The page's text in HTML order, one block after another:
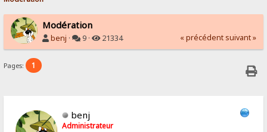
Modération
benj · 9 · 21334 « précédent suivant »
Pages: 1
benj
Administrateur